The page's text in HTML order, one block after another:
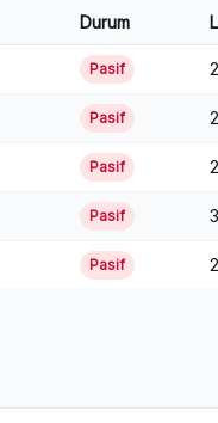
Durum
Pasif
Pasif
Pasif
Pasif
Pasif